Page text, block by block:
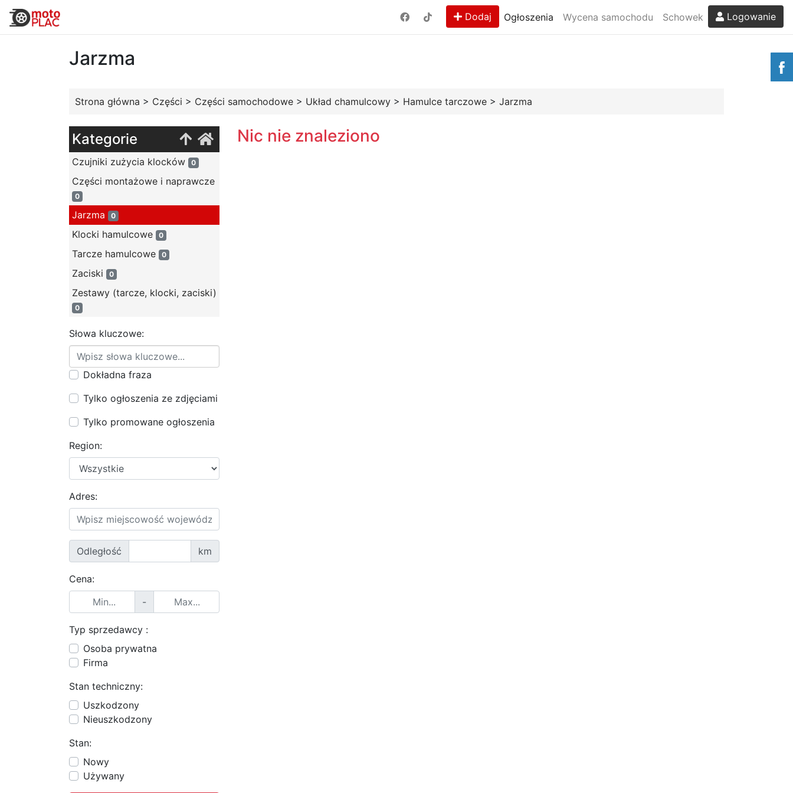
Dodaj Ogłoszenia Wycena samochodu Schowek Logowanie
Jarzma
Strona główna > Części > Części samochodowe > Układ chamulcowy > Hamulce tarczowe > Jarzma
Kategorie
Czujniki zużycia klocków 0
Części montażowe i naprawcze
0
Jarzma 0
Klocki hamulcowe 0
Tarcze hamulcowe 0
Zaciski 0
Zestawy (tarcze, klocki, zaciski)
0
Słowa kluczowe:
Dokładna fraza
Tylko ogłoszenia ze zdjęciami
Tylko promowane ogłoszenia
Region:
Adres:
Odległość km
Cena:
-
Typ sprzedawcy :
Osoba prywatna
Firma
Stan techniczny:
Uszkodzony
Nieuszkodzony
Stan:
Nowy
Używany
Nic nie znaleziono